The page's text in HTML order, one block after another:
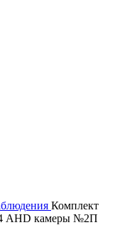
Комплект
AHD камеры №2П